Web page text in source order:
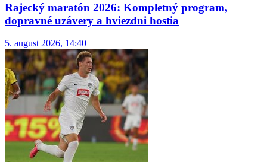
Rajecký maratón 2026: Kompletný program,
dopravné uzávery a hviezdni hostia
5. august 2026, 14:40